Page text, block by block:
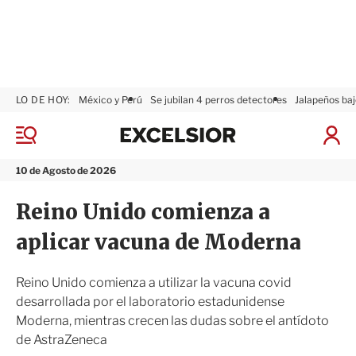
M
n
10 de Agosto de 2026
LO DE HOY: México y Perú Se jubilan 4 perros detectores Jalapeños
I
x
i
r
Reino Unido comienza a
aplicar vacuna de Moderna
Reino Unido comienza a utilizar la vacuna covid
desarrollada por el laboratorio estadunidense
Moderna, mientras crecen las dudas sobre el antídoto
de AstraZeneca